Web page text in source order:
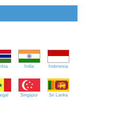
India Indonesia
Singapur Sri Lanka